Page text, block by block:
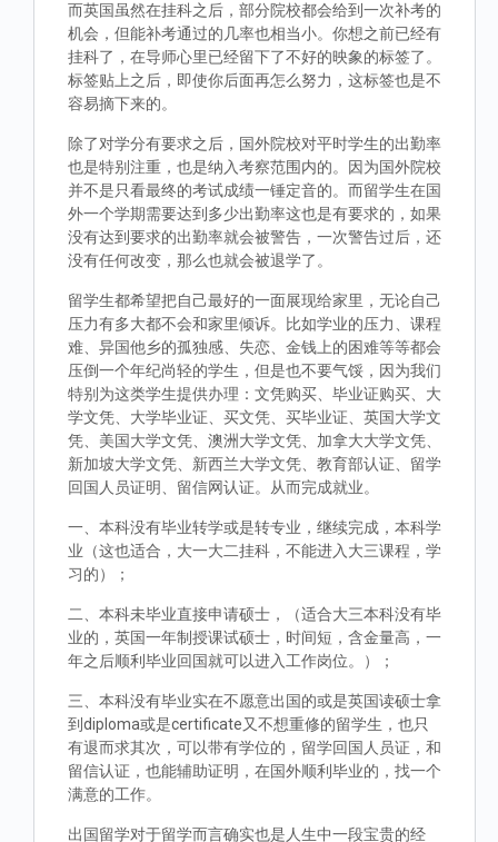
而英国虽然在挂科之后，部分院校都会给到一次补考的
机会，但能补考通过的几率也相当小。你想之前已经有
挂科了，在导师心里已经留下了不好的映象的标签了。
标签贴上之后，即使你后面再怎么努力，这标签也是不
容易摘下来的。
除了对学分有要求之后，国外院校对平时学生的出勤率
也是特别注重，也是纳入考察范围内的。因为国外院校
并不是只看最终的考试成绩一锤定音的。而留学生在国
外一个学期需要达到多少出勤率这也是有要求的，如果
没有达到要求的出勤率就会被警告，一次警告过后，还
没有任何改变，那么也就会被退学了。
留学生都希望把自己最好的一面展现给家里，无论自己
压力有多大都不会和家里倾诉。比如学业的压力、课程
难、异国他乡的孤独感、失恋、金钱上的困难等等都会
压倒一个年纪尚轻的学生，但是也不要气馁，因为我们
特别为这类学生提供办理：文凭购买、毕业证购买、大
学文凭、大学毕业证、买文凭、买毕业证、英国大学文
凭、美国大学文凭、澳洲大学文凭、加拿大大学文凭、
新加坡大学文凭、新西兰大学文凭、教育部认证、留学
回国人员证明、留信网认证。从而完成就业。
一、本科没有毕业转学或是转专业，继续完成，本科学
业（这也适合，大一大二挂科，不能进入大三课程，学
习的）；
二、本科未毕业直接申请硕士，（适合大三本科没有毕
业的，英国一年制授课试硕士，时间短，含金量高，一
年之后顺利毕业回国就可以进入工作岗位。）；
三、本科没有毕业实在不愿意出国的或是英国读硕士拿
到diploma或是certificate又不想重修的留学生，也只
有退而求其次，可以带有学位的，留学回国人员证，和
留信认证，也能辅助证明，在国外顺利毕业的，找一个
满意的工作。
出国留学对于留学而言确实也是人生中一段宝贵的经